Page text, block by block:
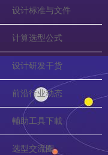
设计标准与文件
计算选型公式
设计研发干货
前沿行业动态
輔助工具下載
选型交流圈